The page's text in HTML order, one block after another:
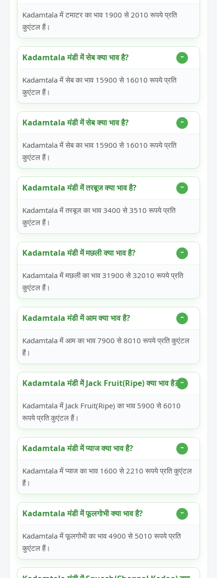
Kadamtala में टमाटर का भाव 1900 से 2010 रूपये प्रति
कुएंटल हैं।
Kadamtala मंडी में सेब क्या भाव है?
Kadamtala में सेब का भाव 15900 से 16010 रूपये प्रति
कुएंटल हैं।
Kadamtala मंडी में सेब क्या भाव है?
Kadamtala में सेब का भाव 15900 से 16010 रूपये प्रति
कुएंटल हैं।
Kadamtala मंडी में तरबूज क्या भाव है?
Kadamtala में तरबूज का भाव 3400 से 3510 रूपये प्रति
कुएंटल हैं।
Kadamtala मंडी में मछली क्या भाव है?
Kadamtala में मछली का भाव 31900 से 32010 रूपये प्रति
कुएंटल हैं।
Kadamtala मंडी में आम क्या भाव है?
Kadamtala में आम का भाव 7900 से 8010 रूपये प्रति कुएंटल
हैं।
Kadamtala मंडी में Jack Fruit(Ripe) क्या भाव है?
Kadamtala में Jack Fruit(Ripe) का भाव 5900 से 6010
रूपये प्रति कुएंटल हैं।
Kadamtala मंडी में प्याज क्या भाव है?
Kadamtala में प्याज का भाव 1600 से 2210 रूपये प्रति कुएंटल
हैं।
Kadamtala मंडी में फूलगोभी क्या भाव है?
Kadamtala में फूलगोभी का भाव 4900 से 5010 रूपये प्रति
कुएंटल हैं।